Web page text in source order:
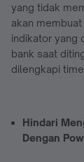
yang tidak
akan
indikator yang
bank saat
dilengkapi
Hindari
Dengan